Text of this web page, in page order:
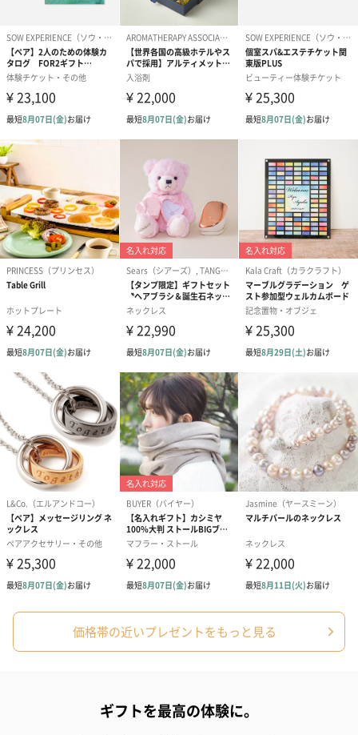
写真付きメッセージカ
ード（680円）
写真付きメッセージカ
ード（Thank you）ピ
ンク（680円）
【誕生日】
Birthday ホワ
刷なし）（
包装紙
ラッピングを施してお届けいたします。
生花のブーケを同梱します。
※9-15時にご注文いただく場合、最短のお届け可能日が通常より
も1日遅くなります。
シーズンブーケ（ひま
わり）（1,880円）
ブーケ（ホワイトグリ
ーン）（1,650円）
ブーケ（ピン
（1,650円）
自然のお花で作ったドライフラワー・プリザーブドフラワーを同
価格帯の近いプレゼントをもっと見る
ギフトを最高の体験に。